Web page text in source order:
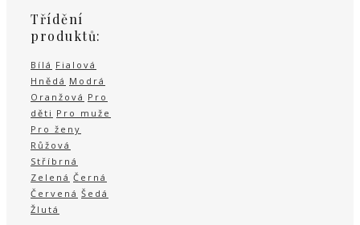
Třídění
produktů:
Bílá Fialová
Hnědá Modrá
Oranžová Pro
děti Pro muže
Pro ženy
Růžová
Stříbrná
Zelená Černá
Červená Šedá
Žlutá